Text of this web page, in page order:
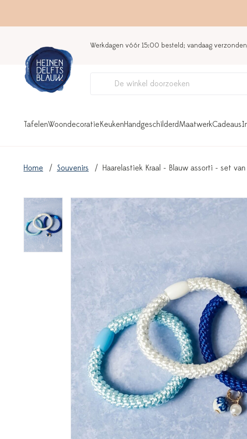
Werkdagen vóór 15:00 besteld; vandaag verzonden
TafelenWoondecoratieKeukenHandgeschilderdMaatwerkCadeaus
Home Souvenirs Haarelastiek Kraal - Blauw assorti - set